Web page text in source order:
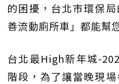
的困擾，台北市環保
善流動廁所車」都能幫
台北最High新年城-
階段，為了讓當晚現